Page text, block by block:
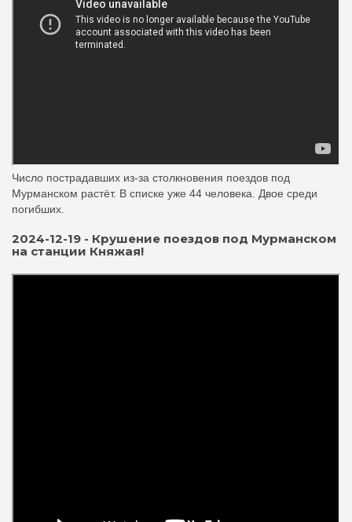
Число пострадавших из-за столкновения поездов под
Мурманском растёт. В списке уже 44 человека. Двое среди
погибших.
2024-12-19 - Крушение поездов под Мурманском
на станции Княжая!